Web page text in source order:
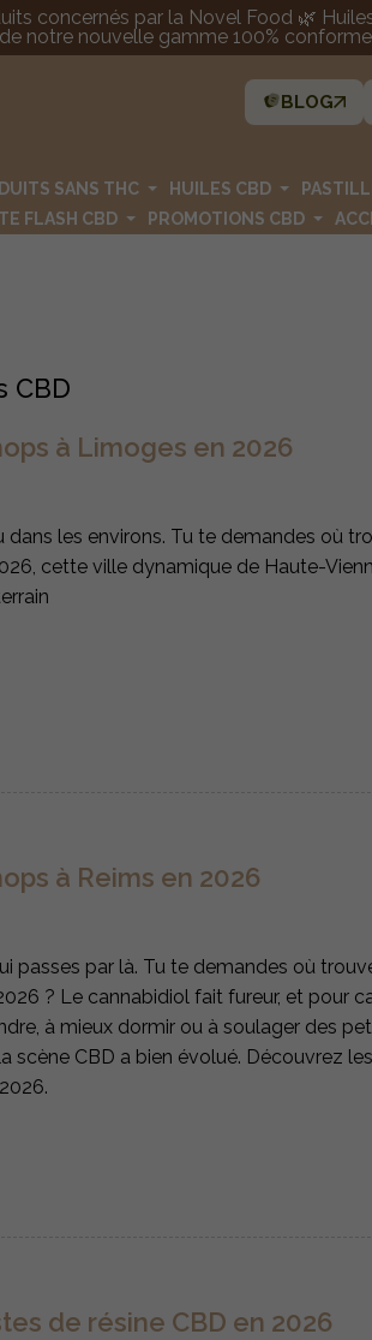
concernés par la Novel Food 🌿
de notre nouvelle gamme 100%
BLOG
SANS THC HUILES CBD
FLASH CBD PROMOTIONS CBD
CBD
à Limoges en 2026
dans les environs. Tu te demandes où
cette ville dynamique de Haute-
à Reims en 2026
passes par là. Tu te demandes où
? Le cannabidiol fait fureur, et pour
à mieux dormir ou à soulager des
scène CBD a bien évolué. Découvrez
de résine CBD en 2026